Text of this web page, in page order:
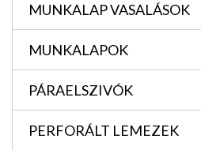
MUNKALAP VASALÁSOK
MUNKALAPOK
PÁRAELSZIVÓK
PERFORÁLT LEMEZEK